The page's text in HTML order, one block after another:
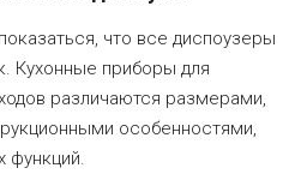
что все диспоузеры
Кухонные приборы для
различаются размерами,
особенностями,
функций.